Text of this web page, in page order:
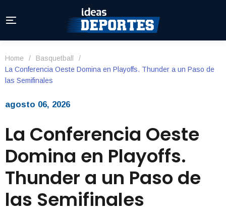
Home / Basquetball
/
La Conferencia Oeste Domina en Playoffs. Thunder a un Paso de
las Semifinales
agosto 06, 2026
La Conferencia Oeste
Domina en Playoffs.
Thunder a un Paso de
las Semifinales